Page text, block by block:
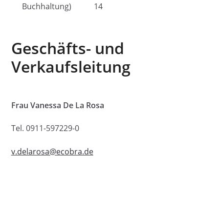
Buchhaltung)
14
Geschäfts- und
Verkaufsleitung
Frau Vanessa De La Rosa
Tel. 0911-597229-0
v.delarosa@ecobra.de